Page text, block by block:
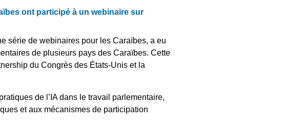
ont participé à un webinaire sur
série de webinaires pour les Caraïbes, a eu
de plusieurs pays des Caraïbes. Cette
du Congrès des États-Unis et la
de l’IA dans le travail parlementaire,
et aux mécanismes de participation